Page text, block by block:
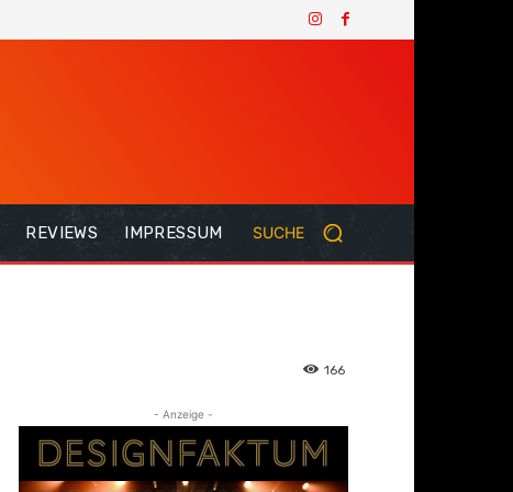
REVIEWS IMPRESSUM SUCHE
166
- Anzeige -